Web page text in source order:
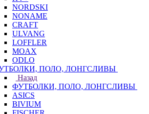
NORDSKI
NONAME
CRAFT
ULVANG
LOFFLER
MOAX
ODLO
ПОЛО, ЛОНГСЛИВЫ
Назад
ФУТБОЛКИ, ПОЛО, ЛОНГСЛИВЫ
ASICS
BIVIUM